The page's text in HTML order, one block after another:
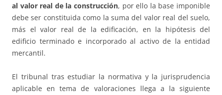
al valor real de la construcción, por ello la base imponible
debe ser constituida como la suma del valor real del suelo,
más el valor real de la edificación, en la hipótesis del
edificio terminado e incorporado al activo de la entidad
mercantil.
El tribunal tras estudiar la normativa y la jurisprudencia
aplicable en tema de valoraciones llega a la siguiente